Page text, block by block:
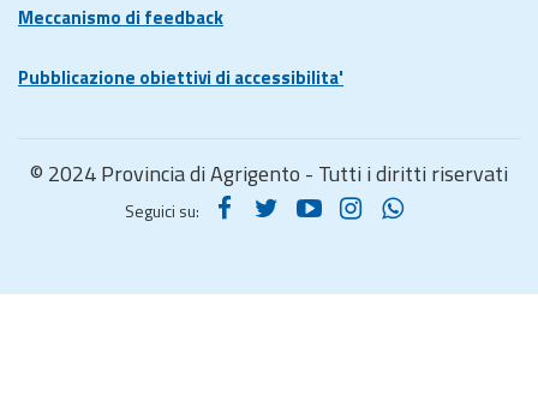
Meccanismo di feedback
Pubblicazione obiettivi di accessibilita'
© 2024 Provincia di Agrigento - Tutti i diritti riservati
Seguici su: